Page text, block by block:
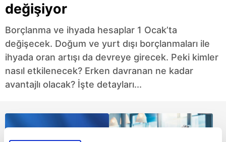
değişiyor
Borçlanma ve ihyada hesaplar 1 Ocak’ta
değişecek. Doğum ve yurt dışı borçlanmaları ile
ihyada oran artışı da devreye girecek. Peki kimler
nasıl etkilenecek? Erken davranan ne kadar
avantajlı olacak? İşte detayları...